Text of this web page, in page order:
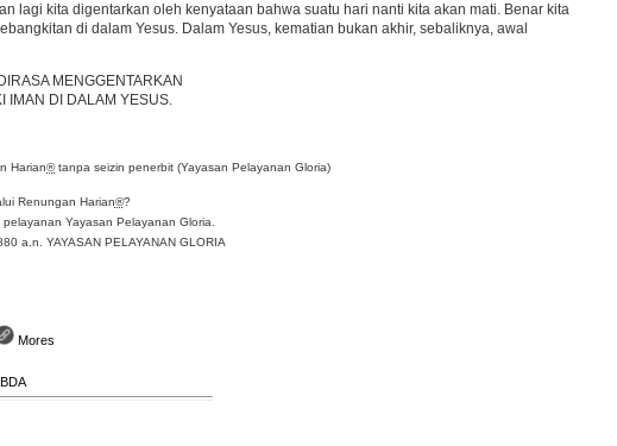
lagi kita digentarkan oleh kenyataan bahwa suatu hari nanti kita akan mati. Benar kita
di dalam Yesus. Dalam Yesus, kematian bukan akhir, sebaliknya, awal
MENGGENTARKAN
IMAN DI DALAM YESUS.
Harian®tanpa seizin penerbit (Yayasan Pelayanan Gloria)
Renungan Harian®?
Yayasan Pelayanan Gloria.
a.n. YAYASAN PELAYANAN GLORIA
Mores